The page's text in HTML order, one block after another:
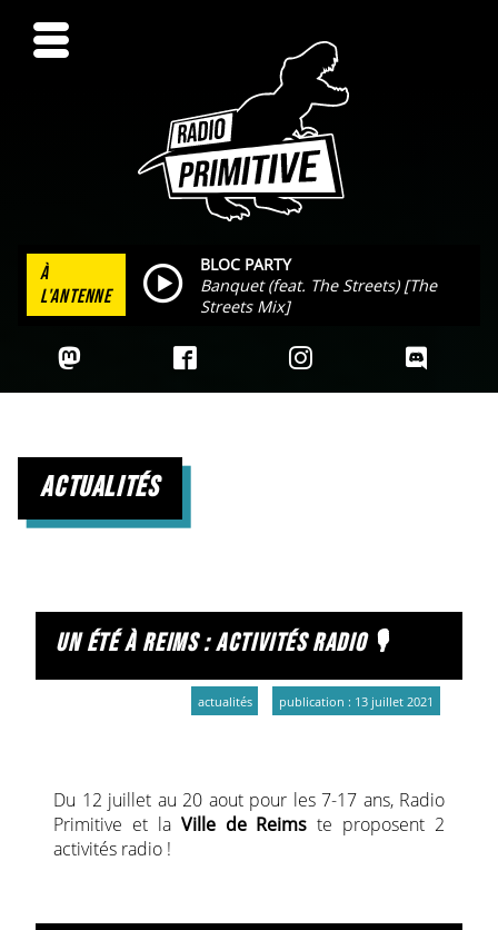
À
L'ANTENNE
BLOC PARTY
Banquet (feat. The Streets) [The
Streets Mix]
actualités
un été à reims : activités radio 🎙
actualités publication : 13 juillet 2021
Du 12 juillet au 20 aout pour les 7-17 ans, Radio
Primitive et la Ville de Reims te proposent 2
activités radio !